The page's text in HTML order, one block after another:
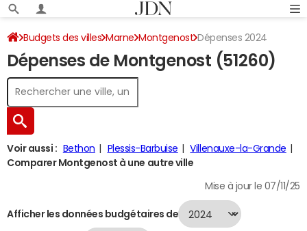
Budgets des villes Marne Montgenost Dépenses 2024
Dépenses de Montgenost (51260)
Voir aussi : Bethon Plessis-Barbuise
Villenauxe-la-Grande
Comparer Montgenost à une autre ville
Mise à jour le 07/11/25
Afficher les données budgétaires de